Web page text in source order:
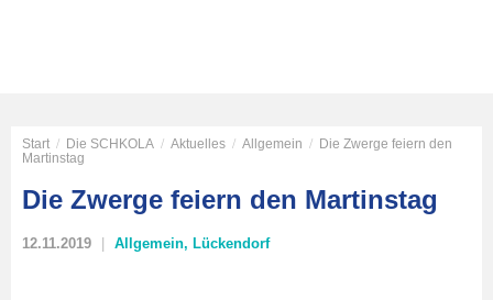
Start / Die SCHKOLA / Aktuelles / Allgemein / Die Zwerge feiern den
Martinstag
Die Zwerge feiern den Martinstag
12.11.2019 Allgemein, Lückendorf